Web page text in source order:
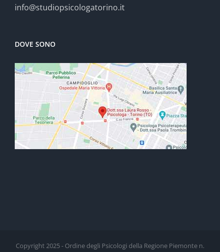
info@studiopsicologatorino.it
DOVE SONO
Copyright 2025 - Ordine degli Psicologi della Regione Piemonte n.